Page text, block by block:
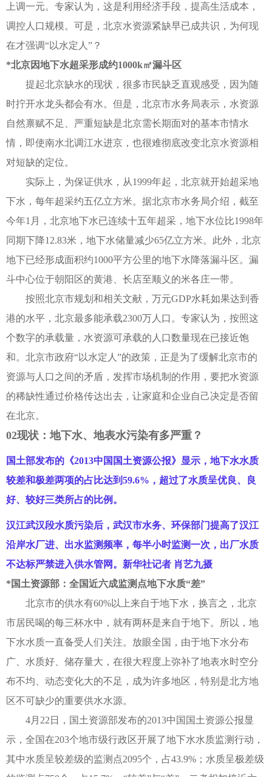
上调一元。专家认为，这是利用经济手段，提高生活成本，
调控人口规模。可是，北京水资源紧缺早已成共识，为何现
在才强调“以水定人”？
*北京因地下水超采形成约1000k㎡漏斗区
提起北京缺水的现状，很多市民缺乏直观感受，因为随
时拧开水龙头都会有水。但是，北京市水务局表示，水资源
自然禀赋不足、严重短缺是北京需长期面对的基本市情水
情，即使南水北调江水进京，也很难彻底改变北京水资源相
对短缺的定位。
实际上，为保证供水，从1999年起，北京就开始超采地
下水，每年超采约五亿立方米。据北京市水务局介绍，截至
今年1月，北京地下水已连续十五年超采，地下水位比1998年
同期下降12.83米，地下水储量减少65亿立方米。此外，北京
地下已经形成面积约1000平方公里的地下水降落漏斗区。漏
斗中心位于朝阳区的黄港、长店至顺义的米各庄一带。
按照北京市规划和相关文献，万元GDP水耗如果达到香
港的水平，北京最多能承载2300万人口。专家认为，按照这
个数字的承载量，水资源可承载的人口数量现在已接近饱
和。北京市政府“以水定人”的政策，正是为了缓解北京市的
资源与人口之间的矛盾，发挥市场机制的作用，要把水资源
的稀缺性通过价格传达出去，让家庭和企业自己决定是否留
在北京。
02现状：地下水、地表水污染有多严重？
国土部发布的《2013中国国土资源公报》显示，地下水水质
较差和极差两项的占比达到59.6%，超过了水质呈优良、良
好、较好三类所占的比例。
汉江武汉段水质污染后，武汉市水务、环保部门提高了汉江
沿岸水厂进、出水监测频率，每半小时监测一次，出厂水质
不达标严禁进入供水管网。新华社记者 肖艺九摄
*国土资源部：全国近六成监测点地下水质“差”
北京市的供水有60%以上来自于地下水，换言之，北京
市居民喝的每三杯水中，就有两杯是来自于地下。所以，地
下水水质一直备受人们关注。放眼全国，由于地下水分布
广、水质好、储存量大，在很大程度上弥补了地表水时空分
布不均、动态变化大的不足，成为许多地区，特别是北方地
区不可缺少的重要供水水源。
4月22日，国土资源部发布的2013中国国土资源公报显
示，全国在203个地市级行政区开展了地下水水质监测行动，
其中水质呈较差级的监测点2095个，占43.9%；水质呈极差级